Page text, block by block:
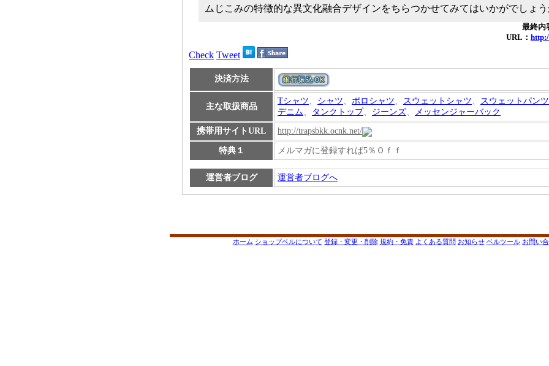
ムじこみの特徴的な異文化融合デザインをちらつかせてみてはいかがでしょう
最終内
URL：
Check Tweet
決済方法
主な取扱商品
Tシャツ、 シャツ、 ポロシャツ、 スウェットシャツ、 スウェットパンツ
デニム、 タンクトップ、 ジーンズ、 メッセンジャーバック
携帯用サイトURL http://trapsbkk.ocnk.net/
特典１ メルマガに登録すれば5％Ｏｆｆ
運営者ブログ 運営者ブログへ
ホーム ショップベルについて 登録・変更・削除 規約・免責 よくある質問 お知らせ ベルツール お問い